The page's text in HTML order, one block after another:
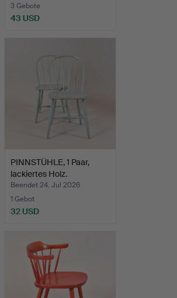
3 Gebote
43 USD
PINNSTÜHLE, 1 Paar,
lackiertes Holz.
Beendet 24. Jul 2026
1 Gebot
32 USD